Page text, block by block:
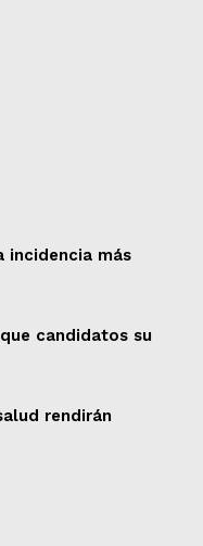
incidencia más
candidatos su
rendirán